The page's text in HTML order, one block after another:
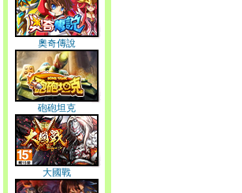
奧奇傳說
砲砲坦克
大國戰